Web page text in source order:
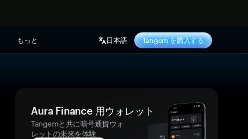
もっと 日本語 Tangem を購入する
Aura Finance 用ウォレット
Tangemと共に暗号通貨ウォ
レットの未来を体験